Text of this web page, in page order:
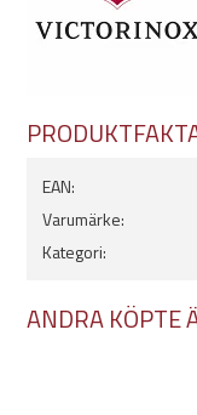
Pincett
Sax
Specifikationer:
Mått:21x91 mm
Vikt:97 gram
EAN:
Varumärke:
Kategori:
ANDRA KÖPTE